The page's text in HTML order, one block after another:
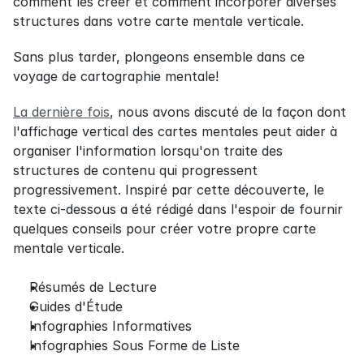
structures dans votre carte mentale verticale.
Sans plus tarder, plongeons ensemble dans ce
voyage de cartographie mentale!
La dernière fois, nous avons discuté de la façon dont
l'affichage vertical des cartes mentales peut aider à
organiser l'information lorsqu'on traite des
structures de contenu qui progressent
progressivement. Inspiré par cette découverte, le
texte ci-dessous a été rédigé dans l'espoir de fournir
quelques conseils pour créer votre propre carte
mentale verticale.
Résumés de Lecture
Guides d'Étude
Infographies Informatives
Infographies Sous Forme de Liste